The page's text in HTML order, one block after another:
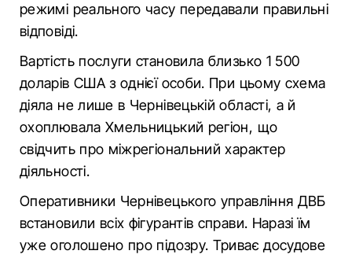
режимі реального часу передавали правильні
відповіді.
Вартість послуги становила близько 1 500
доларів США з однієї особи. При цьому схема
діяла не лише в Чернівецькій області, а й
охоплювала Хмельницький регіон, що
свідчить про міжрегіональний характер
діяльності.
Оперативники Чернівецького управління ДВБ
встановили всіх фігурантів справи. Наразі їм
уже оголошено про підозру. Триває досудове